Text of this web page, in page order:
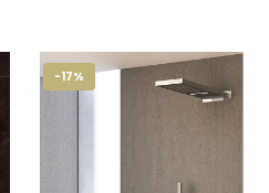
-17%